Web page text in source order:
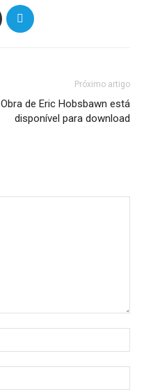
Próximo artigo
Obra de Eric Hobsbawn está
disponível para download